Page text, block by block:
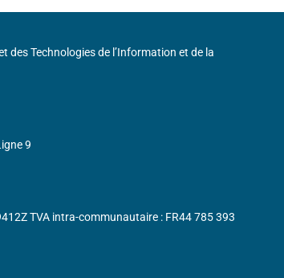
des Technologies de l’Information et de la
9
TVA intra-communautaire : FR44 785 393